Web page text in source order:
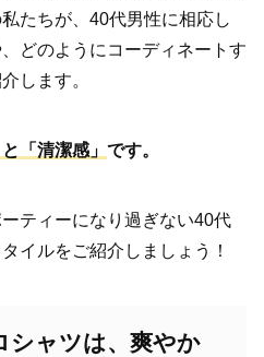
たちが、40代男性に相応し
どのようにコーディネートす
します。
「清潔感」 です。
ティーになり過ぎない40代
イルをご紹介しましょう！
シャツは、爽やか